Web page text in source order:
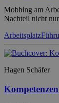
Mobbing am
Nachteil nicht
Arbeitsplatz
Hagen Schäfer